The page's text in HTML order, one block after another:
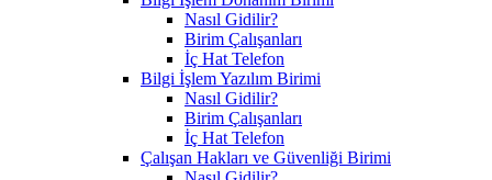
Nasıl Gidilir?
Birim Çalışanları
İç Hat Telefon
Bilgi İşlem Yazılım Birimi
Nasıl Gidilir?
Birim Çalışanları
İç Hat Telefon
Çalışan Hakları ve Güvenliği Birimi